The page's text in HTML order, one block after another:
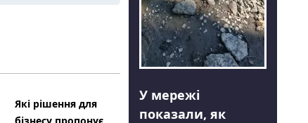
Які рішення для
У мережі
показали, як